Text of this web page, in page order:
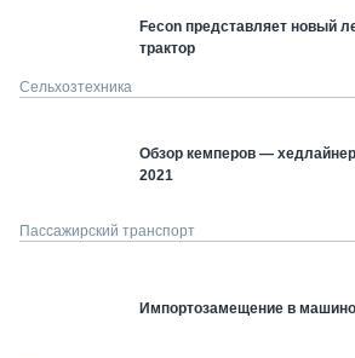
Fecon представляет новый
трактор
Сельхозтехника
Обзор кемперов —
2021
Пассажирский транспорт
Импортозамещение в